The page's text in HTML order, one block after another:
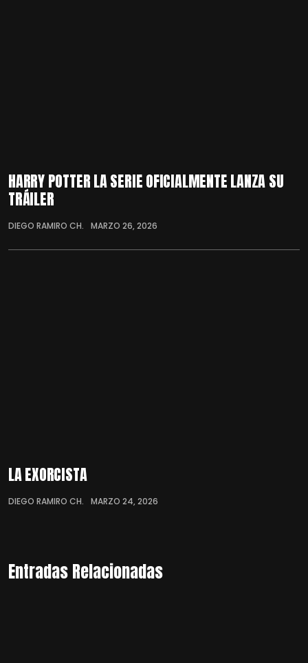
HARRY POTTER LA SERIE OFICIALMENTE LANZA SU
TRÁILER
DIEGO RAMIRO CH. MARZO 26, 2026
LA EXORCISTA
DIEGO RAMIRO CH. MARZO 24, 2026
Entradas Relacionadas